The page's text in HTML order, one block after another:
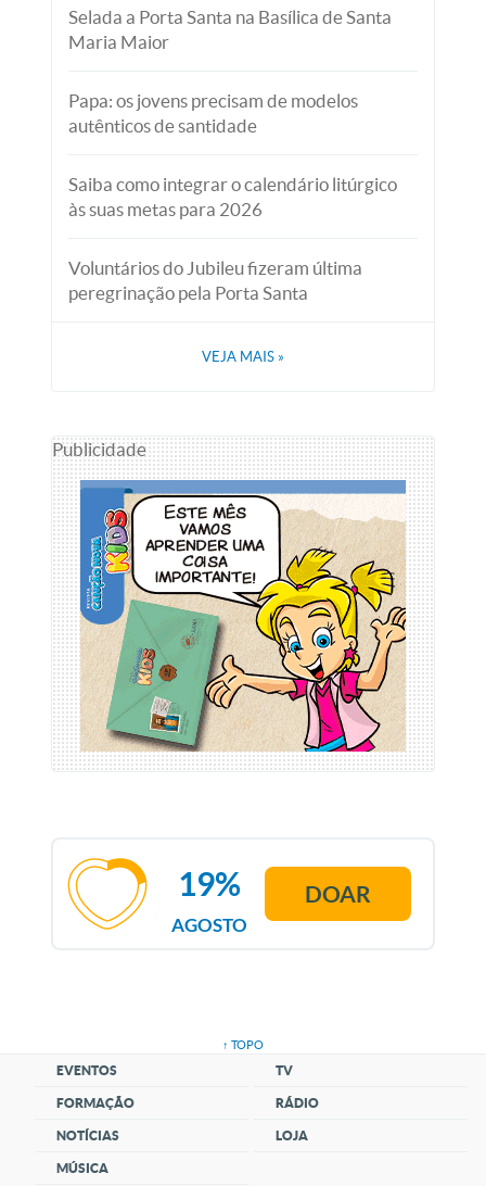
Selada a Porta Santa na Basílica de Santa
Maria Maior
Papa: os jovens precisam de modelos
autênticos de santidade
Saiba como integrar o calendário litúrgico
às suas metas para 2026
Voluntários do Jubileu fizeram última
peregrinação pela Porta Santa
VEJA MAIS »
Publicidade
AGOSTO
19% DOAR
↑ TOPO
EVENTOS
FORMAÇÃO
NOTÍCIAS
MÚSICA
TV
RÁDIO
LOJA